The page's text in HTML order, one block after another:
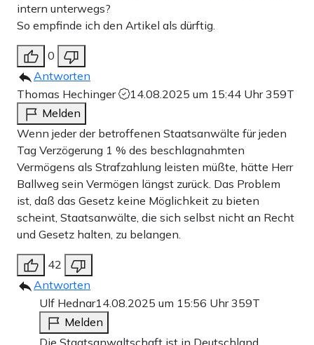
intern unterwegs?
So empfinde ich den Artikel als dürftig.
0
Antworten
Thomas Hechinger
14.08.2025 um 15:44 Uhr359T
Melden
Wenn jeder der betroffenen Staatsanwälte für jeden
Tag Verzögerung 1 % des beschlagnahmten
Vermögens als Strafzahlung leisten müßte, hätte Herr
Ballweg sein Vermögen längst zurück. Das Problem
ist, daß das Gesetz keine Möglichkeit zu bieten
scheint, Staatsanwälte, die sich selbst nicht an Recht
und Gesetz halten, zu belangen.
42
Antworten
Ulf Hednar14.08.2025 um 15:56 Uhr359T
Melden